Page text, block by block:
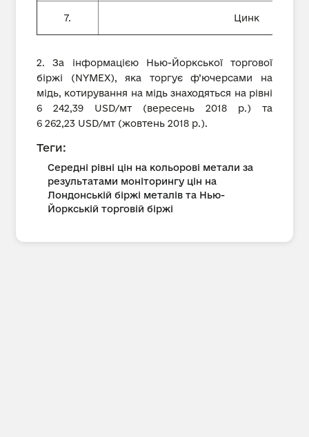
7. Цинк
2. За інформацією Нью-Йоркської торгової
біржі (NYMEX), яка торгує ф’ючерсами на
мідь, котирування на мідь знаходяться на рівні
6 242,39 USD/мт (вересень 2018 р.) та
6 262,23 USD/мт (жовтень 2018 р.).
Теги:
Середні рівні цін на кольорові метали за
результатами моніторингу цін на
Лондонській біржі металів та Нью-
Йоркській торговій біржі